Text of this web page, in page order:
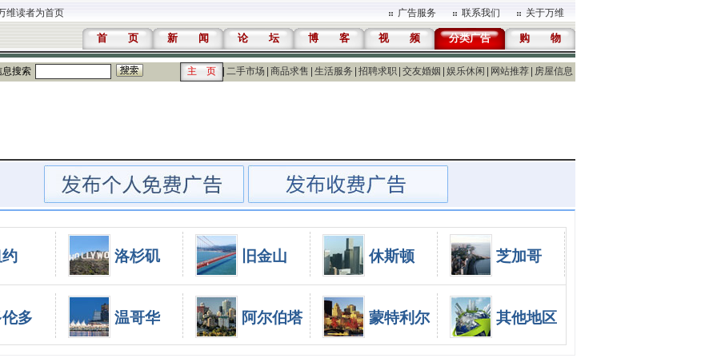
维读者为首页 广告服务 联系我们 关于万维
首 页 新 闻 论 坛 博 客 视 频 分类广告 购 物
息搜索 主 页 二手市场 商品求售 生活服务 招聘求职 交友婚姻 娱乐休闲 网站推荐 房屋信息
洛杉矶 旧金山 休斯顿 芝加哥
多 温哥华 阿尔伯塔 蒙特利尔 其他地区